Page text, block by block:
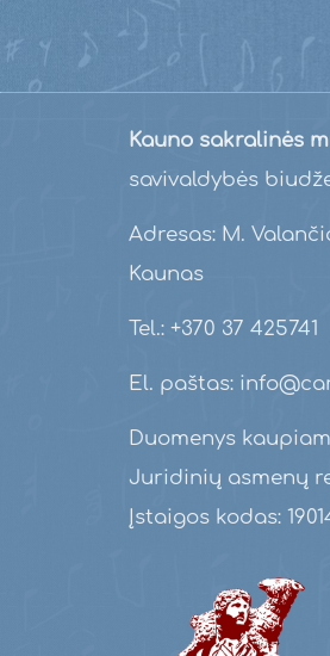
Kauno sakralinės
savivaldybės
Adresas: M.
Kaunas
Tel.: +370 37 425741
El. paštas:
Duomenys
Juridinių asmenų
Įstaigos kodas: